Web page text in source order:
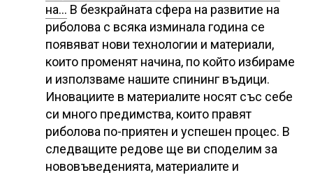
на… В безкрайната сфера на развитие на
риболова с всяка изминала година се
появяват нови технологии и материали,
които променят начина, по който избираме
и използваме нашите спининг въдици.
Иновациите в материалите носят със себе
си много предимства, които правят
риболова по-приятен и успешен процес. В
следващите редове ще ви споделим за
нововъведенията, материалите и